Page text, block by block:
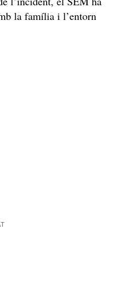
la família i l’entorn